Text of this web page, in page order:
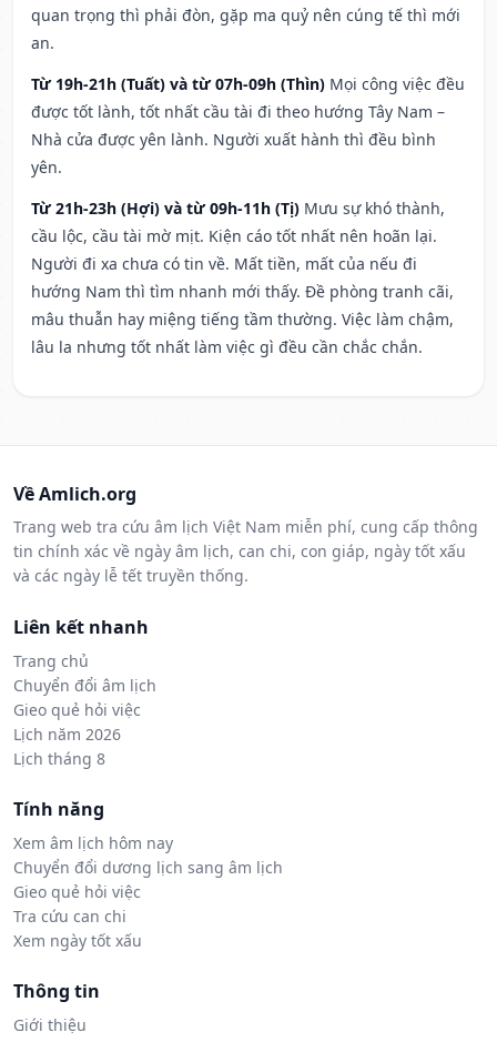
quan trọng thì phải đòn, gặp ma quỷ nên cúng tế thì mới
an.
Từ 19h-21h (Tuất) và từ 07h-09h (Thìn) Mọi công việc đều
được tốt lành, tốt nhất cầu tài đi theo hướng Tây Nam –
Nhà cửa được yên lành. Người xuất hành thì đều bình
yên.
Từ 21h-23h (Hợi) và từ 09h-11h (Tị) Mưu sự khó thành,
cầu lộc, cầu tài mờ mịt. Kiện cáo tốt nhất nên hoãn lại.
Người đi xa chưa có tin về. Mất tiền, mất của nếu đi
hướng Nam thì tìm nhanh mới thấy. Đề phòng tranh cãi,
mâu thuẫn hay miệng tiếng tầm thường. Việc làm chậm,
lâu la nhưng tốt nhất làm việc gì đều cần chắc chắn.
Về Amlich.org
Trang web tra cứu âm lịch Việt Nam miễn phí, cung cấp thông
tin chính xác về ngày âm lịch, can chi, con giáp, ngày tốt xấu
và các ngày lễ tết truyền thống.
Liên kết nhanh
Trang chủ
Chuyển đổi âm lịch
Gieo quẻ hỏi việc
Lịch năm 2026
Lịch tháng 8
Tính năng
Xem âm lịch hôm nay
Chuyển đổi dương lịch sang âm lịch
Gieo quẻ hỏi việc
Tra cứu can chi
Xem ngày tốt xấu
Thông tin
Giới thiệu